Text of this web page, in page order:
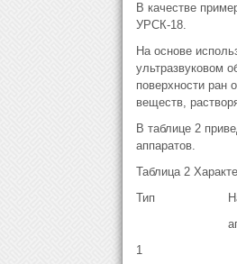
В качестве
УРСК-18.
На основе
ультразвуковом
поверхности ран
веществ,
В таблице 2
аппаратов.
Таблица 2
Тип
1